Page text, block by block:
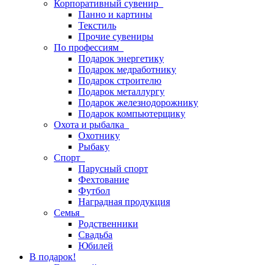
Корпоративный сувенир
Панно и картины
Текстиль
Прочие сувениры
По профессиям
Подарок энергетику
Подарок медработнику
Подарок строителю
Подарок металлургу
Подарок железнодорожнику
Подарок компьютерщику
Охота и рыбалка
Охотнику
Рыбаку
Спорт
Парусный спорт
Фехтование
Футбол
Наградная продукция
Семья
Родственники
Свадьба
Юбилей
В подарок!